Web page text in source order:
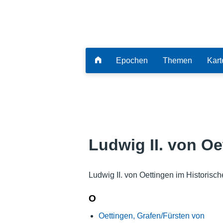
Epochen Themen
Ludwig II. von
Ludwig II. von Oettingen im
O
Oettingen, Grafen/Fürsten von